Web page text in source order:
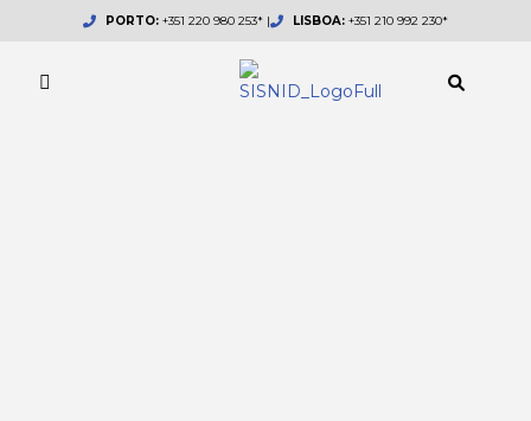
PORTO: +351 220 980 253* | LISBOA:+351 210 992 230*